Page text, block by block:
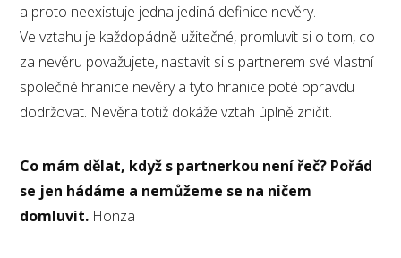
a proto neexistuje jedna jediná definice nevěry.
Ve vztahu je každopádně užitečné, promluvit si o tom, co
za nevěru považujete, nastavit si s partnerem své vlastní
společné hranice nevěry a tyto hranice poté opravdu
dodržovat. Nevěra totiž dokáže vztah úplně zničit.
Co mám dělat, když s partnerkou není řeč? Pořád
se jen hádáme a nemůžeme se na ničem
domluvit. Honza